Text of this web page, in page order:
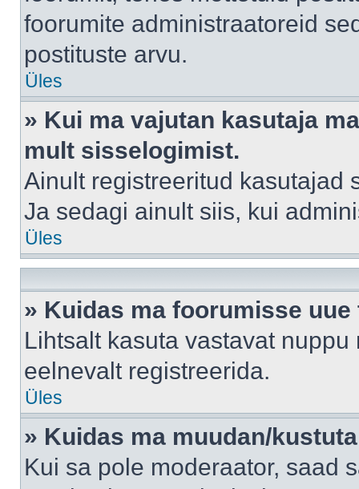
foorumite administraatoreid
postituste arvu.
Üles
» Kui ma vajutan kasutaja
mult sisselogimist.
Ainult registreeritud kasutajad
Ja sedagi ainult siis, kui
Üles
» Kuidas ma foorumisse uue
Lihtsalt kasuta vastavat
eelnevalt registreerida.
Üles
» Kuidas ma muudan/
Kui sa pole moderaator, saad